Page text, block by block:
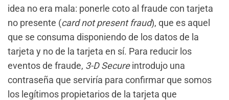
idea no era mala: ponerle coto al fraude con tarjeta
no presente (card not present fraud), que es aquel
que se consuma disponiendo de los datos de la
tarjeta y no de la tarjeta en sí. Para reducir los
eventos de fraude, 3-D Secureintrodujo una
contraseña que serviría para confirmar que somos
los legítimos propietarios de la tarjeta que